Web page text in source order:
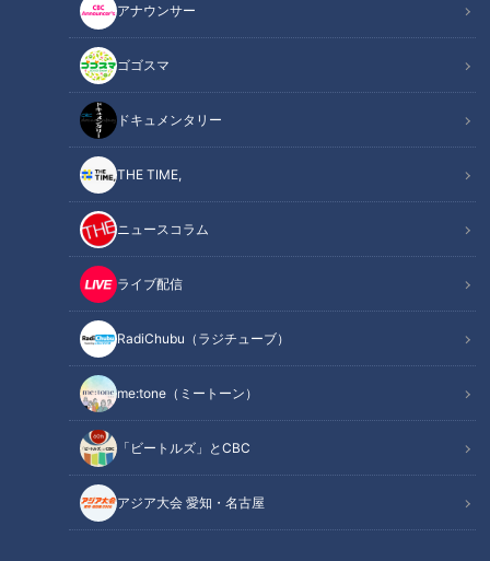
アナウンサー
ゴゴスマ
ドキュメンタリー
THE TIME,
ニュースコラム
ライブ配信
RadiChubu（ラジチューブ）
me:tone（ミートーン）
「ビートルズ」とCBC
アジア大会 愛知・名古屋
記事に戻る
この記事を見たあなたへのおすすめ